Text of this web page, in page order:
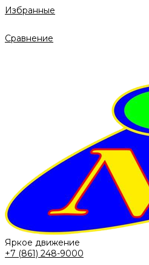
Избранные
Сравнение
Яркое движение
+7 (861) 248-9000